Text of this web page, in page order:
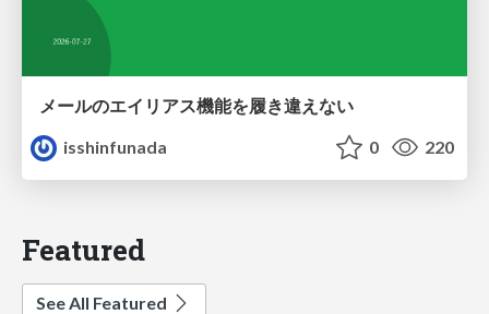
メールのエイリアス機能を履き違えない
isshinfunada
0 220
Featured
See All Featured